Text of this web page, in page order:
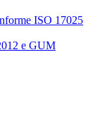
ISO 17025
e GUM